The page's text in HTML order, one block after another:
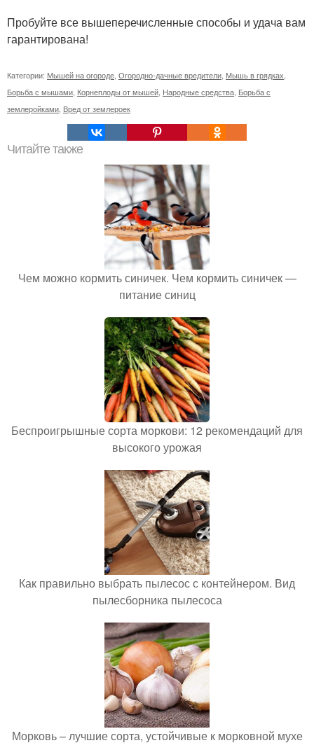
Пробуйте все вышеперечисленные способы и удача вам
гарантирована!
Категории: Мышей на огороде Огородно-дачные вредители Мышь в грядках
Борьба с мышами Корнеплоды от мышей Народные средства Борьба с
землеройками Вред от землероек
Читайте также
Чем можно кормить синичек. Чем кормить синичек —
питание синиц
Беспроигрышные сорта моркови: 12 рекомендаций для
высокого урожая
Как правильно выбрать пылесос с контейнером. Вид
пылесборника пылесоса
Морковь – лучшие сорта, устойчивые к морковной мухе